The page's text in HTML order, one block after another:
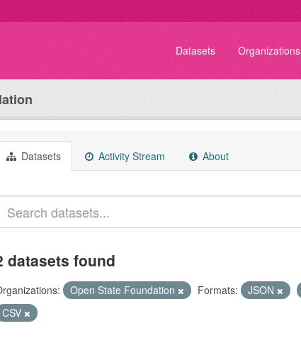
Datasets Organizations
Datasets Activity Stream About
datasets found
Open State Foundation Formats: JSON
CSV